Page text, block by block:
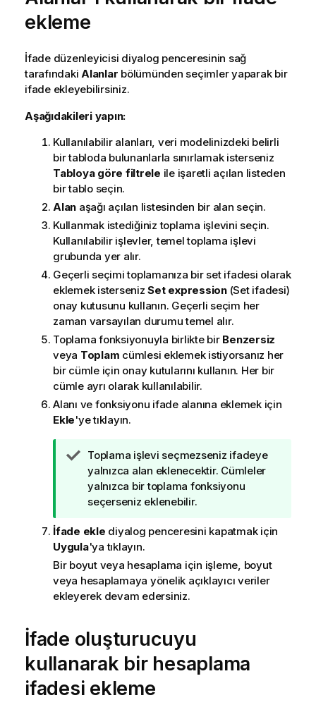
ekleme
İfade düzenleyicisi diyalog penceresinin sağ
tarafındaki Alanlar bölümünden seçimler yaparak bir
ifade ekleyebilirsiniz.
Aşağıdakileri yapın:
Kullanılabilir alanları, veri modelinizdeki belirli
bir tabloda bulunanlarla sınırlamak isterseniz
Tabloya göre filtrele ile işaretli açılan listeden
bir tablo seçin.
Alan aşağı açılan listesinden bir alan seçin.
Kullanmak istediğiniz toplama işlevini seçin.
Kullanılabilir işlevler, temel toplama işlevi
grubunda yer alır.
Geçerli seçimi toplamanıza bir set ifadesi olarak
eklemek istersenizSet expression(Set ifadesi)
onay kutusunu kullanın. Geçerli seçim her
zaman varsayılan durumu temel alır.
Toplama fonksiyonuyla birlikte bir Benzersiz
veya Toplam cümlesi eklemek istiyorsanız her
bir cümle için onay kutularını kullanın. Her bir
cümle ayrı olarak kullanılabilir.
Alanı ve fonksiyonu ifade alanına eklemek için
Ekle'ye tıklayın.
İ
p
u
c
n
o
t
u
Toplama işlevi seçmezseniz ifadeye
yalnızca alan eklenecektir. Cümleler
yalnızca bir toplama fonksiyonu
seçerseniz eklenebilir.
İfade ekle diyalog penceresini kapatmak için
Uygula'ya tıklayın.
Bir boyut veya hesaplama için işleme, boyut
veya hesaplamaya yönelik açıklayıcı veriler
ekleyerek devam edersiniz.
İfade oluşturucuyu
kullanarak bir hesaplama
ifadesi ekleme